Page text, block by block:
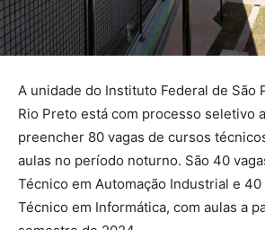
A unidade do Instituto Federal de São
Rio Preto está com processo seletivo
preencher 80 vagas de cursos
aulas no período noturno. São 40
Técnico em Automação Industrial e 40
Técnico em Informática, com aulas a